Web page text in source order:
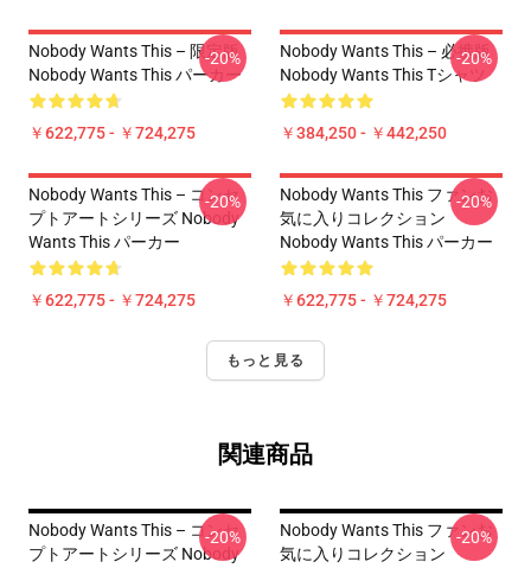
Nobody Wants This – 限定版
Nobody Wants This パーカー
￥622,775 - ￥724,275
-20%
Nobody Wants This – 必携版
Nobody Wants This Tシャツ
￥384,250 - ￥442,250
-20%
Nobody Wants This – コンセ
プトアートシリーズ Nobody
Wants This パーカー
￥622,775 - ￥724,275
-20%
Nobody Wants This ファンお
気に入りコレクション
Nobody Wants This パーカー
￥622,775 - ￥724,275
-20%
もっと見る
関連商品
Nobody Wants This – コンセ
プトアートシリーズ Nobody
-20%
Nobody Wants This ファンお
気に入りコレクション
-20%